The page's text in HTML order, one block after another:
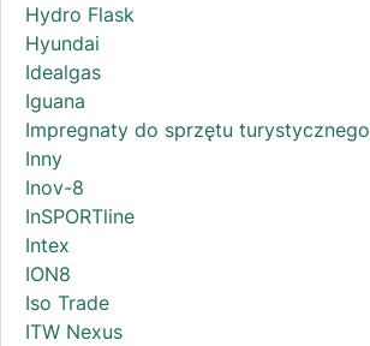
Hydro Flask
Hyundai
Idealgas
Iguana
Impregnaty do sprzętu turystycznego
Inny
Inov-8
InSPORTline
Intex
ION8
Iso Trade
ITW Nexus